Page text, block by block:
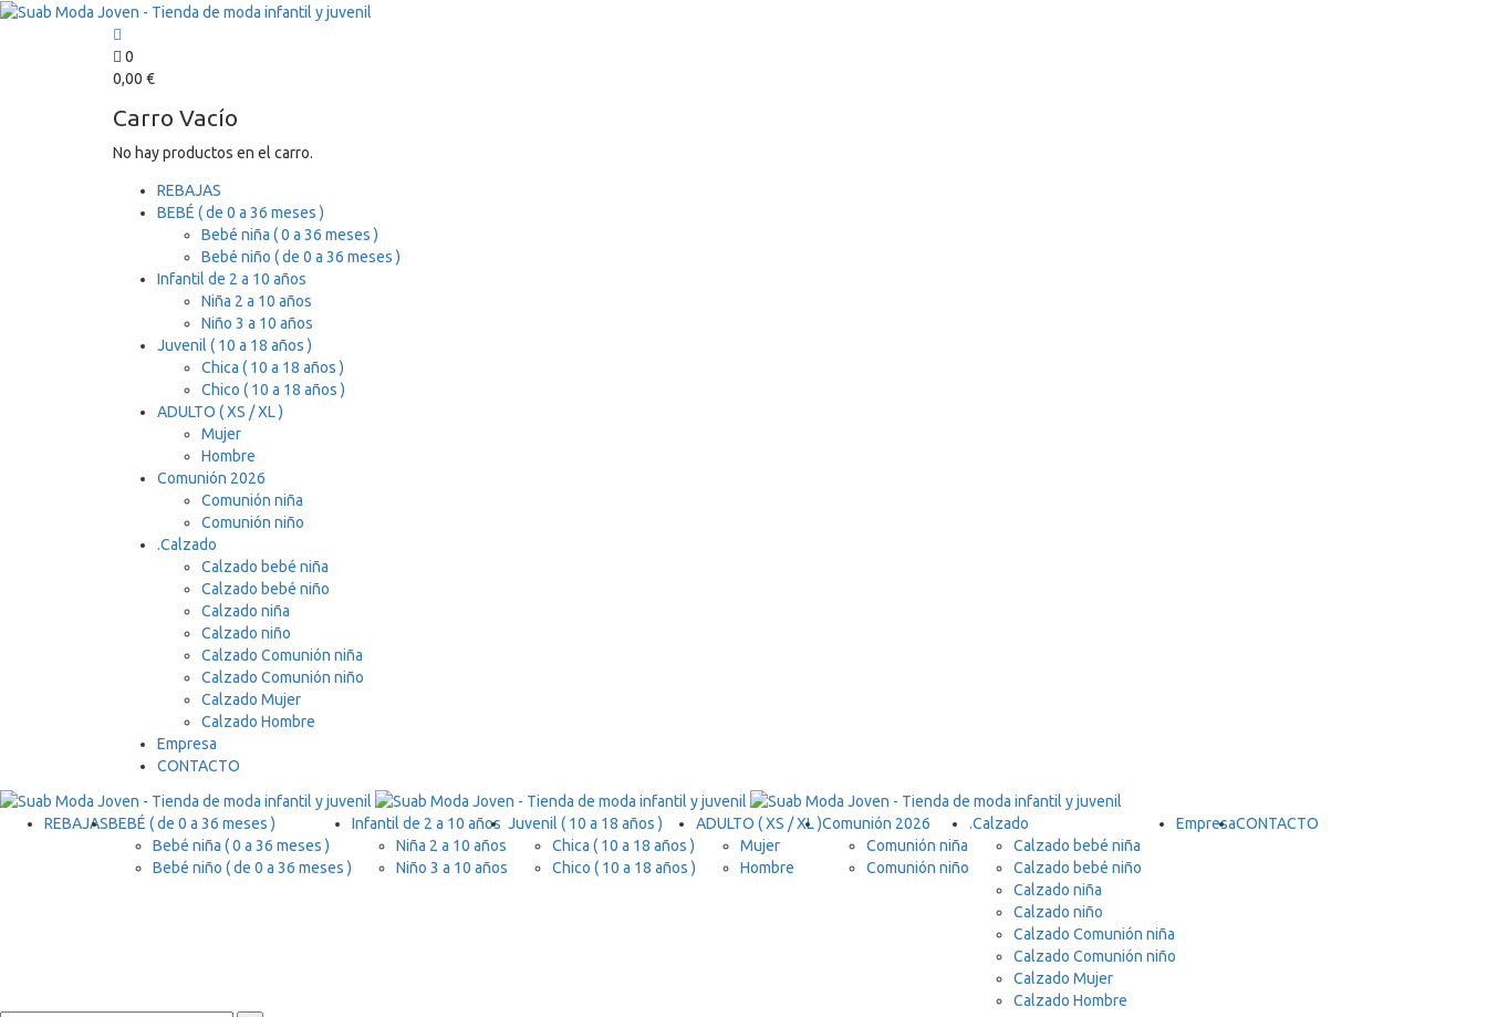
0
0,00 €
Carro Vacío
No hay productos en el carro.
REBAJAS
BEBÉ ( de 0 a 36 meses )
Bebé niña ( 0 a 36 meses )
Bebé niño ( de 0 a 36 meses )
Infantil de 2 a 10 años
Niña 2 a 10 años
Niño 3 a 10 años
Juvenil ( 10 a 18 años )
Chica ( 10 a 18 años )
Chico ( 10 a 18 años )
ADULTO ( XS / XL )
Mujer
Hombre
Comunión 2026
Comunión niña
Comunión niño
.Calzado
Calzado bebé niña
Calzado bebé niño
Calzado niña
Calzado niño
Calzado Comunión niña
Calzado Comunión niño
Calzado Mujer
Calzado Hombre
Empresa
CONTACTO
REBAJASBEBÉ ( de 0 a 36 meses )
Bebé niña ( 0 a 36 meses )
Bebé niño ( de 0 a 36 meses )
Infantil de 2 a 10 años
Niña 2 a 10 años
Niño 3 a 10 años
Juvenil ( 10 a 18 años )
Chica ( 10 a 18 años )
Chico ( 10 a 18 años )
ADULTO ( XS / XL )
Mujer
Hombre
Comunión 2026
Comunión niña
Comunión niño
.Calzado
Calzado bebé niña
Calzado bebé niño
Calzado niña
Calzado niño
Calzado Comunión niña
Calzado Comunión niño
Calzado Mujer
Calzado Hombre
EmpresaCONTACTO